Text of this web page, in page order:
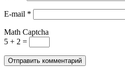
E-mail *
Math Captcha
5 + 2 =